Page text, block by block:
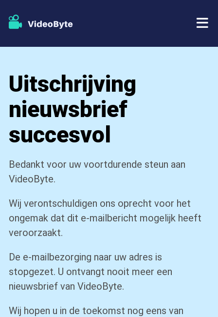
BD-DVD-ripper
DVD-ripper
Blu-ray speler
DVD-maker
Blu-ray-kopie
Winkel
Bronnen
Steun
Uitschrijving
nieuwsbrief
succesvol
Bedankt voor uw voortdurende steun aan
VideoByte.
Wij verontschuldigen ons oprecht voor het
ongemak dat dit e-mailbericht mogelijk heeft
veroorzaakt.
De e-mailbezorging naar uw adres is
stopgezet. U ontvangt nooit meer een
nieuwsbrief van VideoByte.
Wij hopen u in de toekomst nog eens van